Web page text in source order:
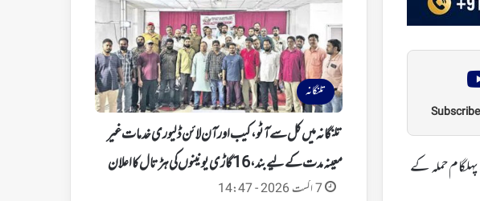
حملہ کے
تلنگانہ
تلنگانہ میں کل سے آٹو، کیب اور آن لائن ڈلیوری خدمات غیر
معینہ مدت کے لیے بند، 16 گاڑی یونینوں کی ہڑتال کا اعلان
7 اگست 2026 - 14:47